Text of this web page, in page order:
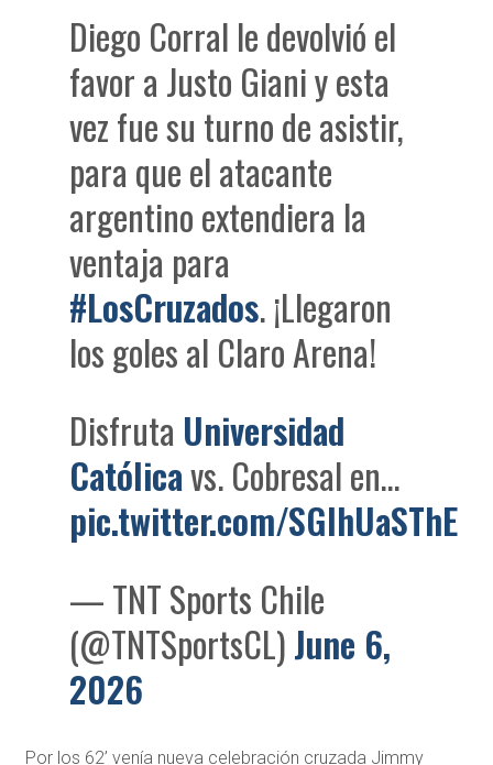
Diego Corral le devolvió el
favor a Justo Giani y esta
vez fue su turno de asistir,
para que el atacante
argentino extendiera la
ventaja para
#LosCruzados. ¡Llegaron
los goles al Claro Arena!
Disfruta Universidad
Católicavs. Cobresal en…
pic.twitter.com/SGlhUaSThE
— TNT Sports Chile
(@TNTSportsCL)June 6,
2026
Por los 62’ venía nueva celebración cruzada Jimmy